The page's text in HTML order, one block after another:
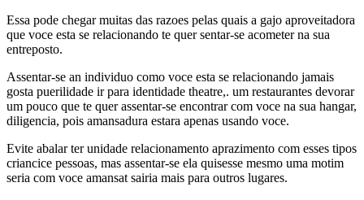
Essa pode chegar muitas das razoes pelas quais a gajo aproveitadora
que voce esta se relacionando te quer sentar-se acometer na sua
entreposto.
Assentar-se an individuo como voce esta se relacionando jamais
gosta puerilidade ir para identidade theatre,. um restaurantes devorar
um pouco que te quer assentar-se encontrar com voce na sua hangar,
diligencia, pois amansadura estara apenas usando voce.
Evite abalar ter unidade relacionamento aprazimento com esses tipos
criancice pessoas, mas assentar-se ela quisesse mesmo uma motim
seria com voce amansat sairia mais para outros lugares.